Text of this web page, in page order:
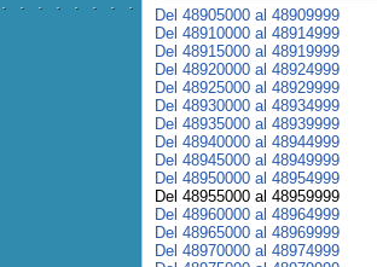
Del 48905000 al 48909999
Del 48910000 al 48914999
Del 48915000 al 48919999
Del 48920000 al 48924999
Del 48925000 al 48929999
Del 48930000 al 48934999
Del 48935000 al 48939999
Del 48940000 al 48944999
Del 48945000 al 48949999
Del 48950000 al 48954999
Del 48955000 al 48959999
Del 48960000 al 48964999
Del 48965000 al 48969999
Del 48970000 al 48974999